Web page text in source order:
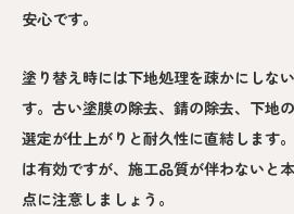
安心です。
塗り替え時には下地処理を疎かにしな
す。古い塗膜の除去、錆の除去、下地
選定が仕上がりと耐久性に直結します
は有効ですが、施工品質が伴わないと
点に注意しましょう。